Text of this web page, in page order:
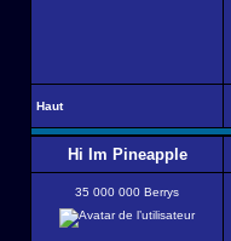
Haut
Hi Im Pineapple
35 000 000 Berrys